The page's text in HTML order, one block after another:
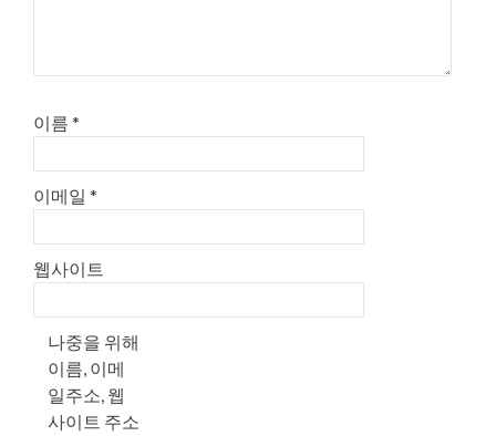
이름 *
이메일 *
웹사이트
나중을 위해
이름, 이메
일주소, 웹
사이트 주소